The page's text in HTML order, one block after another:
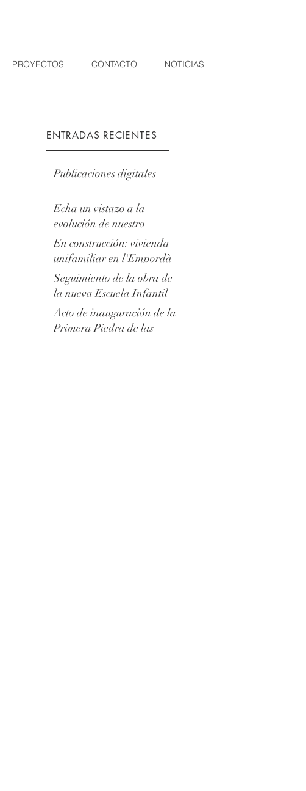
PROYECTOS CONTACTO NOTICIAS
ENTRADAS RECIENTES
Publicaciones digitales
Echa un vistazo a la
evolución de nuestro
proyecto en Gualta,
Empordà.
En construcción: vivienda
unifamiliar en l'Empordà
Seguimiento de la obra de
la nueva Escuela Infantil
Betània Patmos
Acto de inauguración de la
Primera Piedra de las